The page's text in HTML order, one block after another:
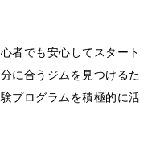
者でも安心してスタート
に合うジムを見つけるた
プログラムを積極的に活